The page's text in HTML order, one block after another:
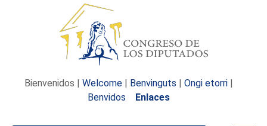
Bienvenidos | Welcome | Benvinguts | Ongi etorri |
Benvidos
Enlaces